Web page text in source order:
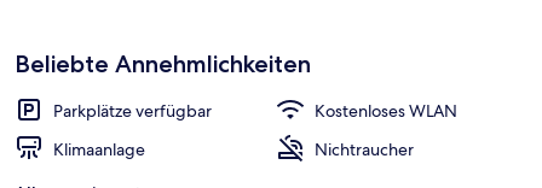
Beliebte Annehmlichkeiten
Parkplätze verfügbar
Kostenloses WLAN
Klimaanlage
Nichtraucher